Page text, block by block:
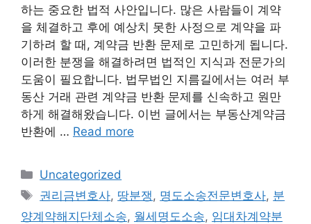
하는 중요한 법적 사안입니다. 많은 사람들이 계약
을 체결하고 후에 예상치 못한 사정으로 계약을 파
기하려 할 때, 계약금 반환 문제로 고민하게 됩니다.
이러한 분쟁을 해결하려면 법적인 지식과 전문가의
도움이 필요합니다. 법무법인 지름길에서는 여러 부
동산 거래 관련 계약금 반환 문제를 신속하고 원만
하게 해결해왔습니다. 이번 글에서는 부동산계약금
반환에 … Read more
Categories
Uncategorized
Tags
권리금변호사, 땅분쟁 , 명도소송전문변호사, 분
양계약해지단체소송, 월세명도소송, 임대차계약분